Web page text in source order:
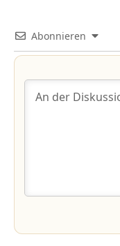
Abonnieren